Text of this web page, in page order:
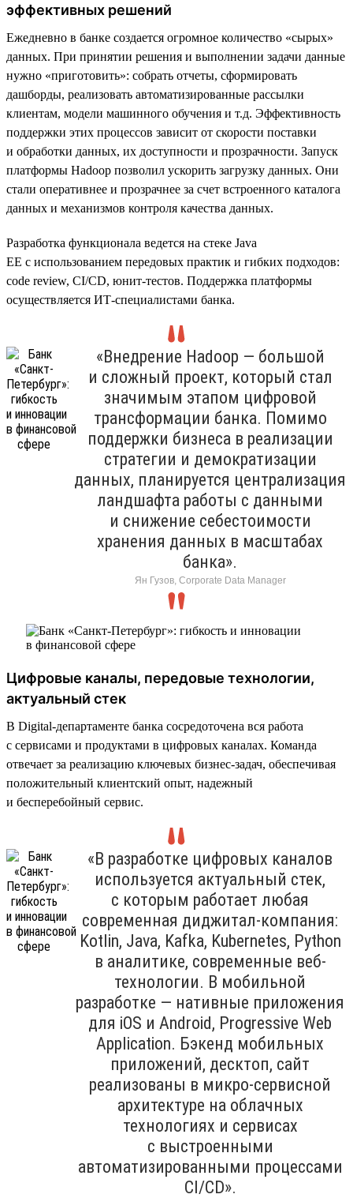
эффективных решений
Ежедневно в банке создается огромное количество «сырых»
данных. При принятии решения и выполнении задачи данные
нужно «приготовить»: собрать отчеты, сформировать
дашборды, реализовать автоматизированные рассылки
клиентам, модели машинного обучения и т.д. Эффективность
поддержки этих процессов зависит от скорости поставки
и обработки данных, их доступности и прозрачности. Запуск
платформы Hadoop позволил ускорить загрузку данных. Они
стали оперативнее и прозрачнее за счет встроенного каталога
данных и механизмов контроля качества данных.
Разработка функционала ведется на стеке Java
EE с использованием передовых практик и гибких подходов:
code review, CI/CD, юнит-тестов. Поддержка платформы
осуществляется ИТ-специалистами банка.
«Внедрение Hadoop — большой
и сложный проект, который стал
значимым этапом цифровой
трансформации банка. Помимо
поддержки бизнеса в реализации
стратегии и демократизации
данных, планируется централизация
ландшафта работы с данными
и снижение себестоимости
хранения данных в масштабах
банка».
Ян Гузов, Corporate Data Manager
Цифровые каналы, передовые технологии,
актуальный стек
В Digital-департаменте банка сосредоточена вся работа
с сервисами и продуктами в цифровых каналах. Команда
отвечает за реализацию ключевых бизнес-задач, обеспечивая
положительный клиентский опыт, надежный
и бесперебойный сервис.
«В разработке цифровых каналов
используется актуальный стек,
с которым работает любая
современная диджитал-компания:
Kotlin, Java, Kafka, Kubernetes, Python
в аналитике, современные веб-
технологии. В мобильной
разработке — нативные приложения
для iOS и Android, Progressive Web
Application. Бэкенд мобильных
приложений, десктоп, сайт
реализованы в микро-сервисной
архитектуре на облачных
технологиях и сервисах
с выстроенными
автоматизированными процессами
CI/CD».